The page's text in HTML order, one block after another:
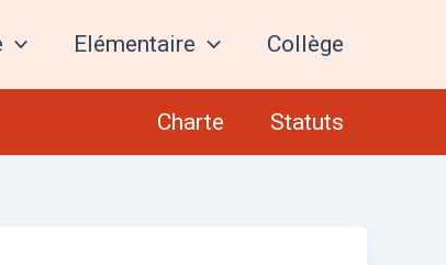
Elémentaire Collège
Charte Statuts